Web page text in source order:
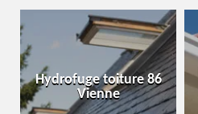
Hydrofuge toiture 86
Vienne